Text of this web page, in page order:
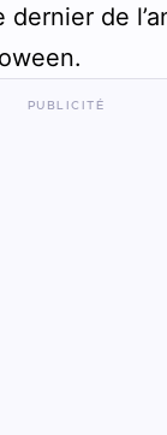
dernier de